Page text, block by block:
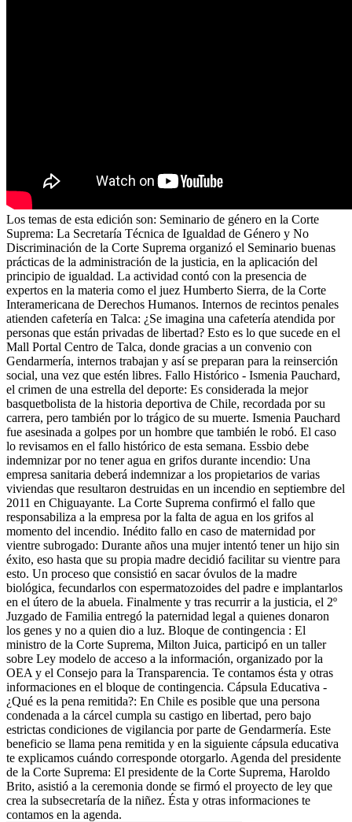
Los temas de esta edición son: Seminario de género en la Corte
Suprema: La Secretaría Técnica de Igualdad de Género y No
Discriminación de la Corte Suprema organizó el Seminario buenas
prácticas de la administración de la justicia, en la aplicación del
principio de igualdad. La actividad contó con la presencia de
expertos en la materia como el juez Humberto Sierra, de la Corte
Interamericana de Derechos Humanos. Internos de recintos penales
atienden cafetería en Talca: ¿Se imagina una cafetería atendida por
personas que están privadas de libertad? Esto es lo que sucede en el
Mall Portal Centro de Talca, donde gracias a un convenio con
Gendarmería, internos trabajan y así se preparan para la reinserción
social, una vez que estén libres. Fallo Histórico - Ismenia Pauchard,
el crimen de una estrella del deporte: Es considerada la mejor
basquetbolista de la historia deportiva de Chile, recordada por su
carrera, pero también por lo trágico de su muerte. Ismenia Pauchard
fue asesinada a golpes por un hombre que también le robó. El caso
lo revisamos en el fallo histórico de esta semana. Essbio debe
indemnizar por no tener agua en grifos durante incendio: Una
empresa sanitaria deberá indemnizar a los propietarios de varias
viviendas que resultaron destruidas en un incendio en septiembre del
2011 en Chiguayante. La Corte Suprema confirmó el fallo que
responsabiliza a la empresa por la falta de agua en los grifos al
momento del incendio. Inédito fallo en caso de maternidad por
vientre subrogado: Durante años una mujer intentó tener un hijo sin
éxito, eso hasta que su propia madre decidió facilitar su vientre para
esto. Un proceso que consistió en sacar óvulos de la madre
biológica, fecundarlos con espermatozoides del padre e implantarlos
en el útero de la abuela. Finalmente y tras recurrir a la justicia, el 2º
Juzgado de Familia entregó la paternidad legal a quienes donaron
los genes y no a quien dio a luz. Bloque de contingencia : El
ministro de la Corte Suprema, Milton Juica, participó en un taller
sobre Ley modelo de acceso a la información, organizado por la
OEA y el Consejo para la Transparencia. Te contamos ésta y otras
informaciones en el bloque de contingencia. Cápsula Educativa -
¿Qué es la pena remitida?: En Chile es posible que una persona
condenada a la cárcel cumpla su castigo en libertad, pero bajo
estrictas condiciones de vigilancia por parte de Gendarmería. Este
beneficio se llama pena remitida y en la siguiente cápsula educativa
te explicamos cuándo corresponde otorgarlo. Agenda del presidente
de la Corte Suprema: El presidente de la Corte Suprema, Haroldo
Brito, asistió a la ceremonia donde se firmó el proyecto de ley que
crea la subsecretaría de la niñez. Ésta y otras informaciones te
contamos en la agenda.